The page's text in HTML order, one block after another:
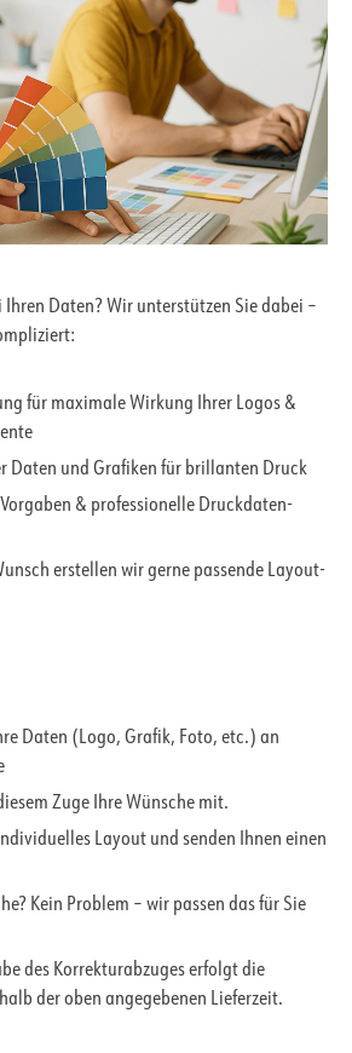
Ihren Daten? Wir unterstützen Sie dabei –
für maximale Wirkung Ihrer Logos &
Daten und Grafiken für brillanten Druck
& professionelle Druckdaten-
erstellen wir gerne passende Layout-
Daten (Logo, Grafik, Foto, etc.) an
Zuge Ihre Wünsche mit.
Layout und senden Ihnen einen
Kein Problem – wir passen das für Sie
des Korrekturabzuges erfolgt die
der oben angegebenen Lieferzeit.